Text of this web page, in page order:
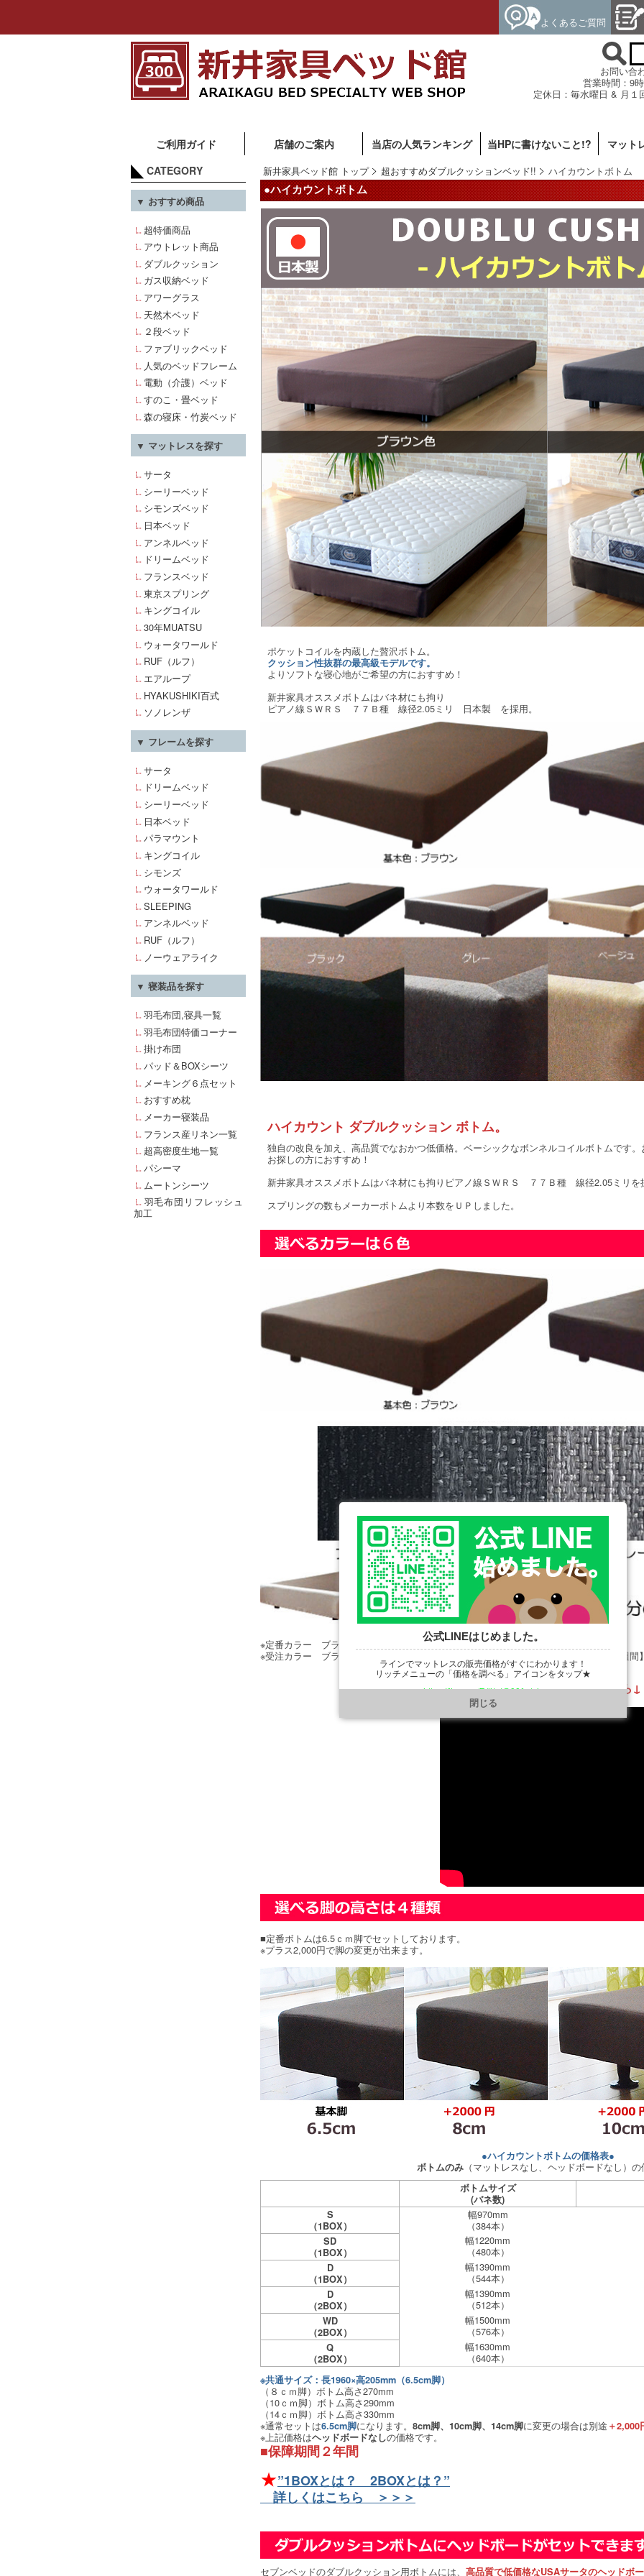
よくあるご質問
お問い合
営業時間：9
定休日：毎水曜日 & 月１
ご利用ガイド 店舗のご案内 当店の人気ランキング 当HPに書けないこと!?
マット
CATEGORY
▼ おすすめ商品
超特価商品
アウトレット商品
ダブルクッション
ガス収納ベッド
アワーグラス
天然木ベッド
２段ベッド
ファブリックベッド
人気のベッドフレーム
電動（介護）ベッド
すのこ・畳ベッド
森の寝床・竹炭ベッド
▼ マットレスを探す
サータ
シーリーベッド
シモンズベッド
日本ベッド
アンネルベッド
ドリームベッド
フランスベッド
東京スプリング
キングコイル
30年MUATSU
ウォータワールド
RUF（ルフ）
エアループ
HYAKUSHIKI百式
ソノレンザ
▼ フレームを探す
サータ
ドリームベッド
シーリーベッド
日本ベッド
パラマウント
キングコイル
シモンズ
ウォータワールド
SLEEPING
アンネルベッド
RUF（ルフ）
ノーウェアライク
▼ 寝装品を探す
羽毛布団,寝具一覧
羽毛布団特価コーナー
掛け布団
パッド＆BOXシーツ
メーキング６点セット
おすすめ枕
メーカー寝装品
フランス産リネン一覧
超高密度生地一覧
パシーマ
ムートンシーツ
羽毛布団リフレッシュ
加工
新井家具ベッド館 トップ 超おすすめダブルクッションベッド!! ハイカウントボトム
●ハイカウントボトム
ポケットコイルを内蔵した贅沢ボトム。
クッション性抜群の最高級モデルです。
よりソフトな寝心地がご希望の方におすすめ！
新井家具オススメボトムはバネ材にも拘り
ピアノ線ＳＷＲＳ ７７Ｂ種 線径2.05ミリ 日本製 を採用。
ハイカウント ダブルクッション ボトム。
独自の改良を加え、高品質でなおかつ低価格。ベーシックなボンネルコイルボトムです
お探しの方におすすめ！
新井家具オススメボトムはバネ材にも拘りピアノ線ＳＷＲＳ ７７Ｂ種 線径2.05ミリを
スプリングの数もメーカーボトムより本数をＵＰしました。
※定番カラー ブラウン・ダーク 【納期約２週間】
※受注カラー ブラック・チャコールグレー・シルバーグレー・ベージュ 【納期約３週間
※ボトムの色見本の動画はこちら↓
■定番ボトムは6.5ｃｍ脚でセットしております。
※プラス2,000円で脚の変更が出来ます。
●ハイカウントボトムの価格表●
ボトムのみ （マットレスなし、ヘッドボードなし）
ボトムサイズ
(バネ数)
S
（1BOX）
幅970mm
（384本）
SD
（1BOX）
幅1220mm
（480本）
D
（1BOX）
幅1390mm
（544本）
D
（2BOX）
幅1390mm
（512本）
WD
（2BOX）
幅1500mm
（576本）
Q
（2BOX）
幅1630mm
（640本）
※共通サイズ：長1960×高205mm（6.5cm脚）
（８ｃｍ脚）ボトム高さ270mm
（10ｃｍ脚）ボトム高さ290mm
（14ｃｍ脚）ボトム高さ330mm
※通常セットは6.5cm脚になります。 8cm脚、10cm脚、14cm脚に変更の場合は別途 ＋2,000
※上記価格はヘッドボードなしの価格です。
■保障期間２年間
★”1BOXとは？ 2BOXとは？”
詳しくはこちら ＞＞＞
セブンベッドのダブルクッション用ボトムには、 高品質で低価格なUSAサータのヘッドボ
公式LINEはじめました。
ラインでマットレスの販売価格がすぐにわかります！
リッチメニューの「価格を調べる」アイコンをタップ★
閉じる